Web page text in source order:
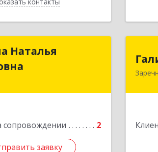
Назад
Наталья
сопровождении 2
заявку
Наталья
заявку